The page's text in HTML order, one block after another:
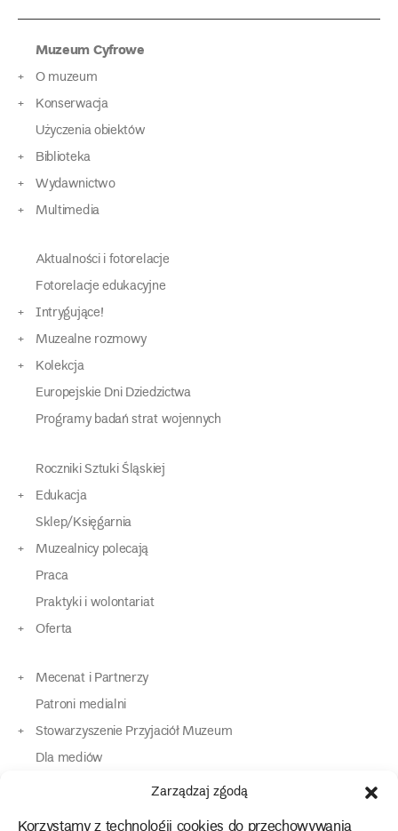
Zarządzaj zgodą
Muzeum Cyfrowe
O muzeum
Konserwacja
Użyczenia obiektów
Biblioteka
Wydawnictwo
Multimedia
Aktualności i fotorelacje
Fotorelacje edukacyjne
Intrygujące!
Muzealne rozmowy
Kolekcja
Europejskie Dni Dziedzictwa
Programy badań strat wojennych
Roczniki Sztuki Śląskiej
Edukacja
Sklep/Księgarnia
Muzealnicy polecają
Praca
Praktyki i wolontariat
Oferta
Mecenat i Partnerzy
Patroni medialni
Stowarzyszenie Przyjaciół Muzeum
Dla mediów
Dla osób o specjalnych potrzebach